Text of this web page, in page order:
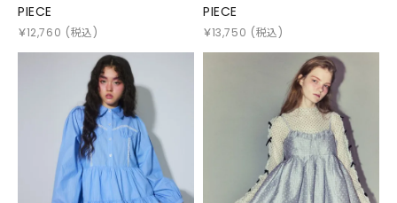
PIECE
￥12,760 (税込)
PIECE
￥13,750 (税込)